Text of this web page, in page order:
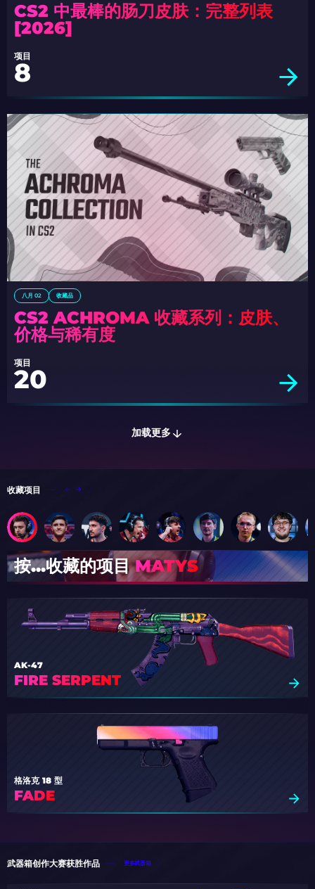
CS2 中最棒的肠刀皮肤：完整列表
[2026]
项目
8
八月 02 收藏品
CS2 ACHROMA 收藏系列：皮肤、
价格与稀有度
项目
20
加载更多
收藏项目
按...收藏的项目MATYS
AK-47
FIRE SERPENT
格洛克 18 型
FADE
武器箱创作大赛获胜作品 更多武器箱